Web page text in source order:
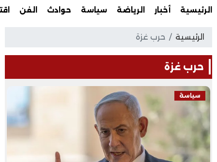
الرئيسية أخبار الرياضة سياسة حوادث الفن
الرئيسية حرب غزة
حرب غزة
سياسة